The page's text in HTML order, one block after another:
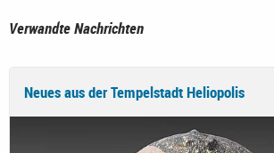
Verwandte Nachrichten
Neues aus der Tempelstadt Heliopolis